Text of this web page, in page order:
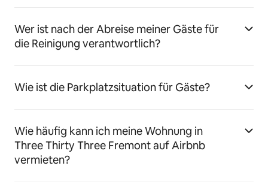
Wer ist nach der Abreise meiner Gäste für
die Reinigung verantwortlich?
Wie ist die Parkplatzsituation für Gäste?
Wie häufig kann ich meine Wohnung in
Three Thirty Three Fremont auf Airbnb
vermieten?